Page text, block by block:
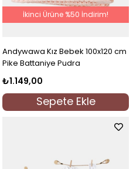
Andywawa Kız Bebek 100x120 cm
Pike Battaniye Pudra
₺1.149,00
Sepete Ekle
İkinci Ürüne %50 İndirim!